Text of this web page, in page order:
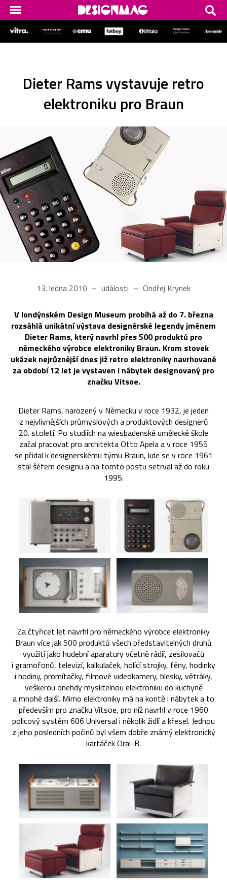
Dieter Rams vystavuje retro
elektroniku pro Braun
13. ledna 2010 události Ondřej Krynek
V londýnském Design Museum probíhá až do 7. března
rozsáhlá unikátní výstava designérské legendy jménem
Dieter Rams, který navrhl přes 500 produktů pro
německého výrobce elektroniky Braun. Krom stovek
ukázek nejrůznější dnes již retro elektroniky navrhované
za období 12 let je vystaven i nábytek designovaný pro
značku Vitsoe.
Dieter Rams, narozený v Německu v roce 1932, je jeden
z nejvlivnějších průmyslových a produktových designerů
20. století. Po studiích na wiesbadenské umělecké škole
začal pracovat pro architekta Otto Apela a v roce 1955
se přidal k designerskému týmu Braun, kde se v roce 1961
stal šéfem designu a na tomto postu setrval až do roku
1995.
Za čtyřicet let navrhl pro německého výrobce elektroniky
Braun více jak 500 produktů všech představitelných druhů
využití jako hudební aparatury včetně rádií, zesilovačů
i gramofonů, televizí, kalkulaček, holící strojky, fény, hodinky
i hodiny, promítačky, filmové videokamery, blesky, větráky,
veškerou onehdy myslitelnou elektroniku do kuchyně
a mnohé další. Mimo elektroniky má na kontě i nábytek a to
především pro značku Vitsoe, pro níž navrhl v roce 1960
policový systém 606 Universal i několik židlí a křesel. Jednou
z jeho posledních počinů byl všem dobře známý elektronický
kartáček Oral-B.